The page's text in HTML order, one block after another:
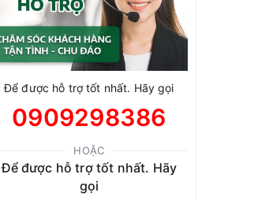
Để được hỗ trợ tốt nhất. Hãy gọi
0909298386
HOẶC
Để được hỗ trợ tốt nhất. Hãy
gọi